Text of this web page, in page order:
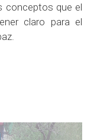
conceptos que el
claro para el